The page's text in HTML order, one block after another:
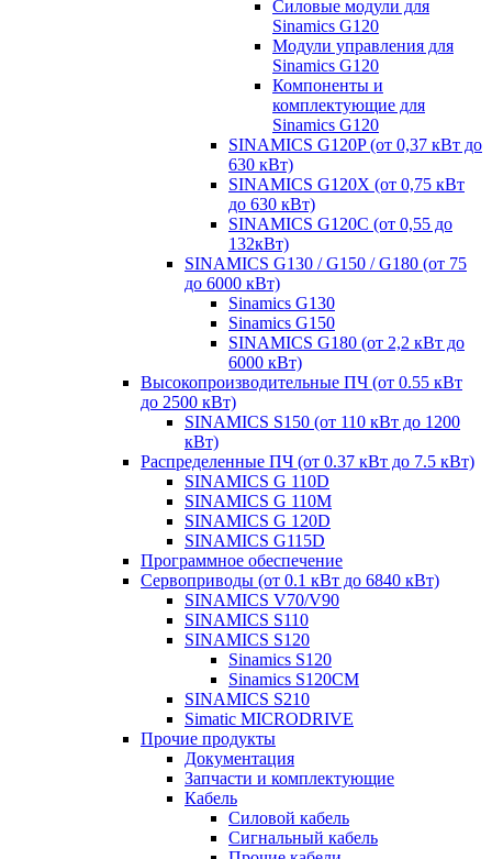
Силовые модули для
Sinamics G120
Модули управления для
Sinamics G120
Компоненты и
комплектующие для
Sinamics G120
SINAMICS G120P (от 0,37 кВт до
630 кВт)
SINAMICS G120X (от 0,75 кВт
до 630 кВт)
SINAMICS G120C (от 0,55 до
132кВт)
SINAMICS G130 / G150 / G180 (от 75
до 6000 кВт)
Sinamics G130
Sinamics G150
SINAMICS G180 (от 2,2 кВт до
6000 кВт)
Высокопроизводительные ПЧ (от 0.55 кВт
до 2500 кВт)
SINAMICS S150 (от 110 кВт до 1200
кВт)
Распределенные ПЧ (от 0.37 кВт до 7.5 кВт)
SINAMICS G 110D
SINAMICS G 110M
SINAMICS G 120D
SINAMICS G115D
Программное обеспечение
Сервоприводы (от 0.1 кВт до 6840 кВт)
SINAMICS V70/V90
SINAMICS S110
SINAMICS S120
Sinamics S120
Sinamics S120CM
SINAMICS S210
Simatic MICRODRIVE
Прочие продукты
Документация
Запчасти и комплектующие
Кабель
Силовой кабель
Сигнальный кабель